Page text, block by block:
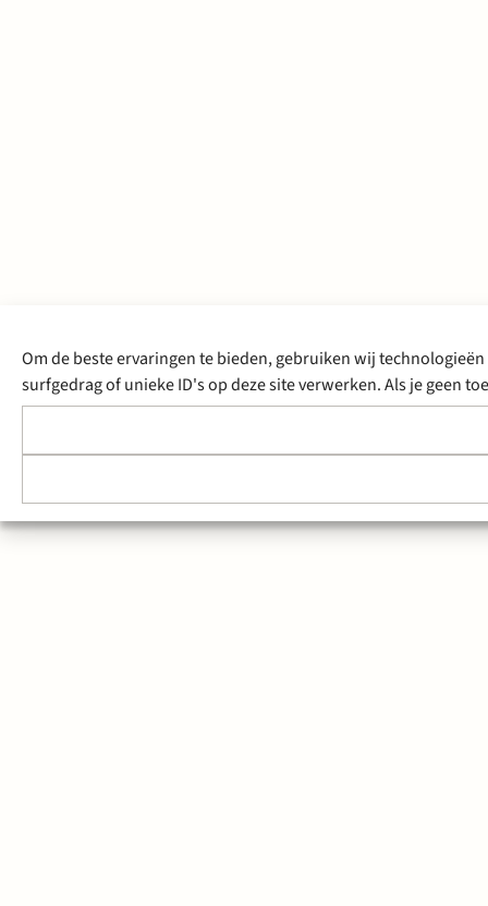
Om de beste ervaringen te bieden, gebruiken wij
surfgedrag of unieke ID's op deze site verwerken. Als je geen